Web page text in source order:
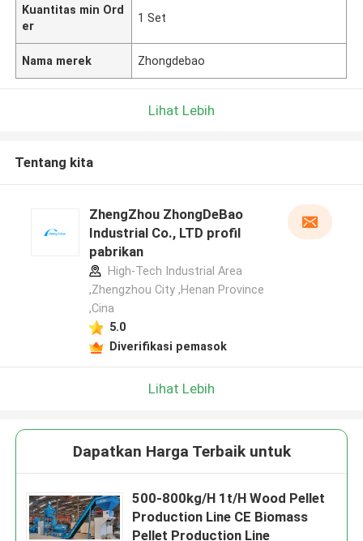
Kuantitas min Ord
er
1 Set
Nama merek Zhongdebao
Lihat Lebih
Tentang kita
ZhengZhou ZhongDeBao
Industrial Co., LTD profil
pabrikan
High-Tech Industrial Area
,Zhengzhou City ,Henan Province
,Cina
5.0
Diverifikasi pemasok
Lihat Lebih
Dapatkan Harga Terbaik untuk
500-800kg/H 1t/H Wood Pellet
Production Line CE Biomass
Pellet Production Line